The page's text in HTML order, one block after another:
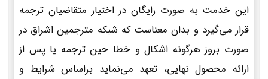
این خدمت به صورت رایگان در اختیار متقاضیان ترجمه
قرار می‌گیرد و بدان معناست که شبکه مترجمین اشراق در
صورت بروز هرگونه اشکال و خطا حین ترجمه یا پس از
ارائه محصول نهایی، تعهد می‌نماید براساس شرایط و